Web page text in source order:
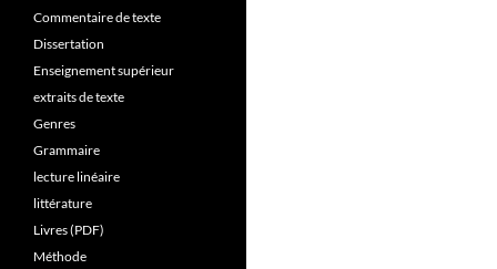
Commentaire de texte
Dissertation
Enseignement supérieur
extraits de texte
Genres
Grammaire
lecture linéaire
littérature
Livres (PDF)
Méthode